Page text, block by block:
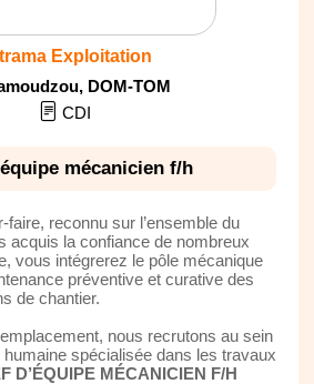
Exploitation
, DOM-TOM
CDI
mécanicien f/h
reconnu sur l’ensemble du
acquis la confiance de nombreux
vous intégrerez le pôle mécanique
préventive et curative des
de chantier.
nous recrutons au sein
humaine spécialisée dans les travaux
D’ÉQUIPE MÉCANICIEN F/H